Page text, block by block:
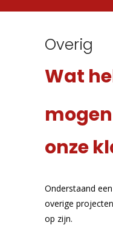
Overig
Wat
onze
Onderstaand
overige
op zijn.